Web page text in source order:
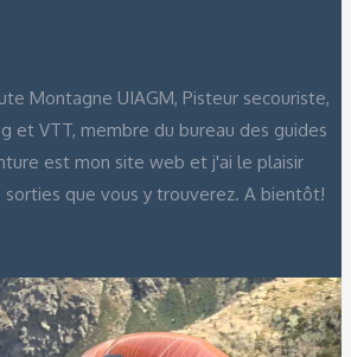
Montagne UIAGM, Pisteur secouriste,
et VTT, membre du bureau des guides
est mon site web et j'ai le plaisir
que vous y trouverez. A bientôt!